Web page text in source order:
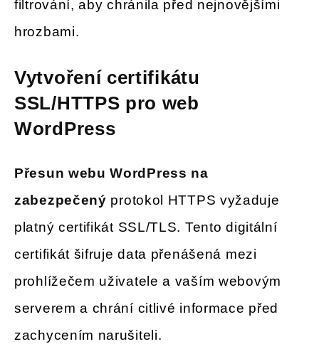
filtrování, aby chránila před nejnovějšími
hrozbami.
Vytvoření certifikátu
SSL/HTTPS pro web
WordPress
Přesun webu WordPress na
zabezpečený protokol HTTPS vyžaduje
platný certifikát SSL/TLS. Tento digitální
certifikát šifruje data přenášená mezi
prohlížečem uživatele a vaším webovým
serverem a chrání citlivé informace před
zachycením narušiteli.